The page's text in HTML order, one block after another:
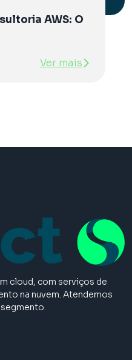
AWS: O
Ver mais
cloud, com serviços de
na nuvem. Atendemos